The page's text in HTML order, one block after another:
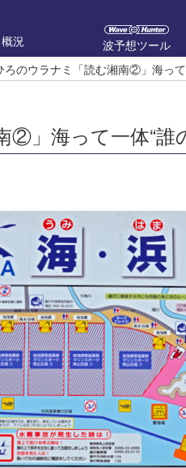
況
波予想ツール
ろのウラナミ「読む湘南②」海って
」海って一体“誰